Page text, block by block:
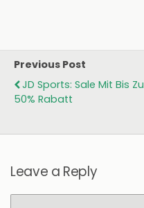
Previous Post
JD Sports: Sale Mit Bis Zu
50% Rabatt
Leave a Reply